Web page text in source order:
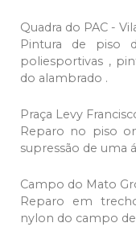
Quadra do PAC -
Pintura de piso
poliesportivas ,
do alambrado .
Praça Levy
Reparo no piso
supressão de uma
Campo do Mato
Reparo em
nylon do campo